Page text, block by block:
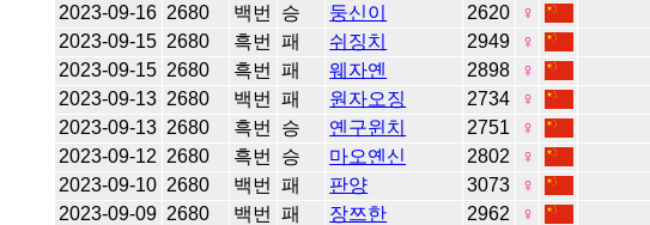
2023-09-16 2680 백번 승 둥신이 2620
♀
2023-09-15 2680 흑번 패 쉬징치 2949
♀
2023-09-15 2680 흑번 패 웨자옌 2898
♀
2023-09-13 2680 백번 패 원자오징 2734
♀
2023-09-13 2680 흑번 승 옌구윈치 2751
♀
2023-09-12 2680 흑번 승 마오옌신 2802
♀
2023-09-10 2680 백번 패 판양 3073
♀
2023-09-09 2680 백번 패 장쯔한 2962
♀